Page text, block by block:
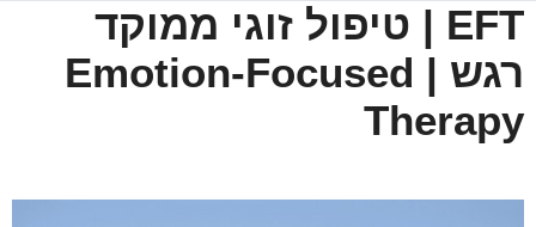
EFT | טיפול זוגי ממוקד
רגש | Emotion-Focused
Therapy